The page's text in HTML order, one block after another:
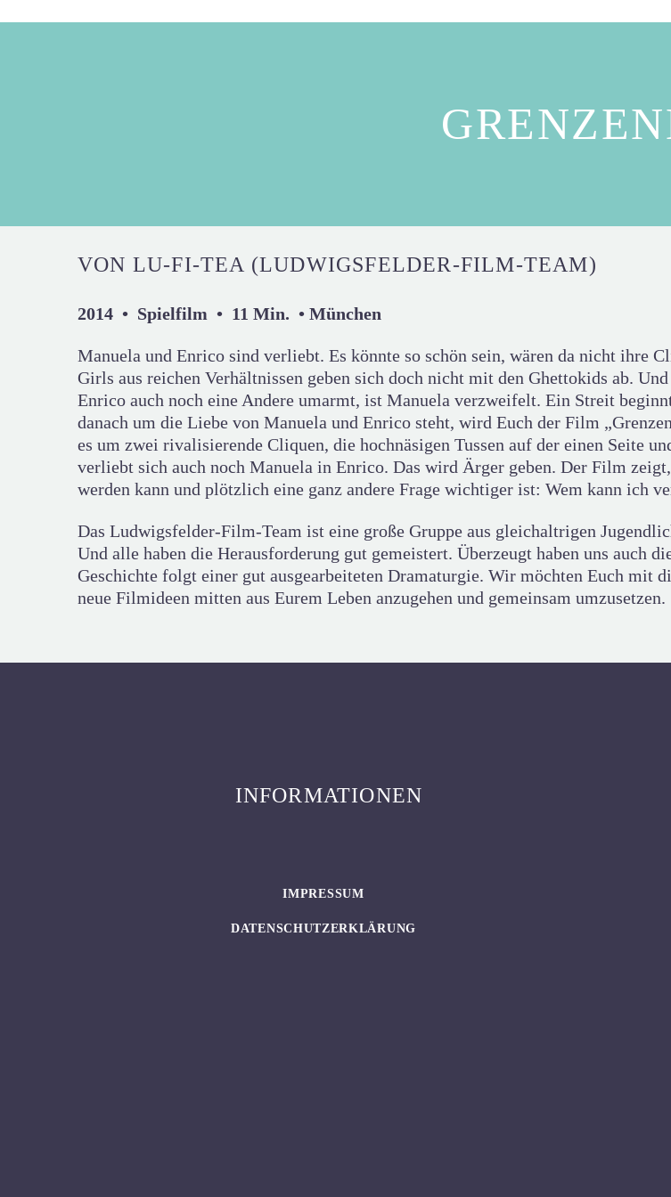
VON LU-FI-TEA (LUDWIGSFELDER-FILM-TEAM)
2014 • Spielfilm • 11 Min. • München
Manuela und Enrico sind verliebt. Es könnte so schön sein, wären da nicht ihre
Girls aus reichen Verhältnissen geben sich doch nicht mit den Ghettokids ab.
Enrico auch noch eine Andere umarmt, ist Manuela verzweifelt. Ein Streit
danach um die Liebe von Manuela und Enrico steht, wird Euch der Film
es um zwei rivalisierende Cliquen, die hochnäsigen Tussen auf der einen Seite
verliebt sich auch noch Manuela in Enrico. Das wird Ärger geben. Der Film
werden kann und plötzlich eine ganz andere Frage wichtiger ist: Wem kann ich
Das Ludwigsfelder-Film-Team ist eine große Gruppe aus gleichaltrigen
Und alle haben die Herausforderung gut gemeistert. Überzeugt haben uns auch
Geschichte folgt einer gut ausgearbeiteten Dramaturgie. Wir möchten Euch mit
neue Filmideen mitten aus Eurem Leben anzugehen und gemeinsam umzusetzen.
INFORMATIONEN
IMPRESSUM
DATENSCHUTZERKLÄRUNG